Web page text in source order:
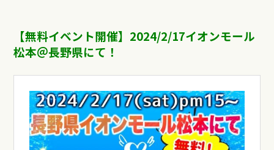
【無料イベント開催】2024/2/17イオンモール
松本＠長野県にて！